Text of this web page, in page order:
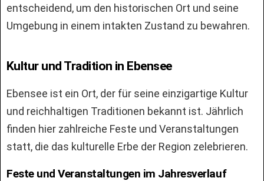
entscheidend, um den historischen Ort und seine
Umgebung in einem intakten Zustand zu bewahren.
Kultur und Tradition in Ebensee
Ebensee ist ein Ort, der für seine einzigartige Kultur
und reichhaltigen Traditionen bekannt ist. Jährlich
finden hier zahlreiche Feste und Veranstaltungen
statt, die das kulturelle Erbe der Region zelebrieren.
Feste und Veranstaltungen im Jahresverlauf